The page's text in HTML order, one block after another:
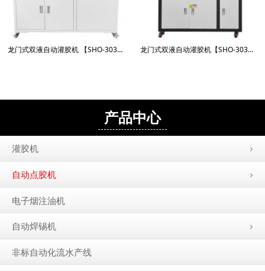
龙门式双液自动灌胶机 【SHO-3030X-951GJ-Q】 龙门式双液自动灌胶机【SHO-3030LL-5661GJQ】
产品中心
灌胶机
自动点胶机
电子烟注油机
自动焊锡机
非标自动化流水产线